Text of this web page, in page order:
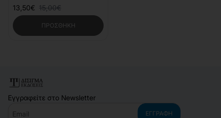
13,50€ 15,00€
ΠΡΟΣΘΉΚΗ
Εγγραφείτε στο Newsletter
ΕΓΓΡΑΦΉ